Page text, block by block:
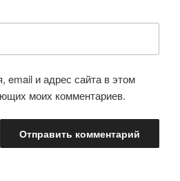
email и адрес сайта в этом
моих комментариев.